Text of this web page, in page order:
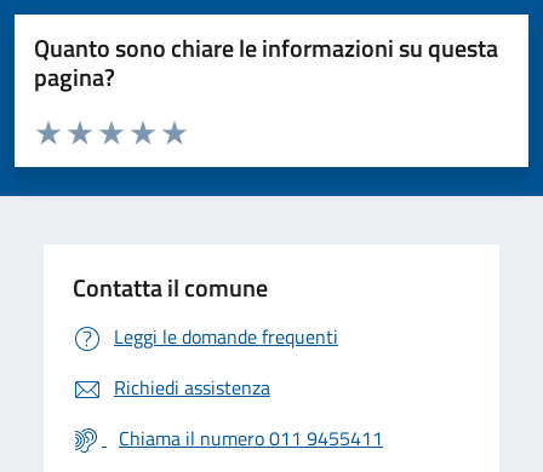
Quanto sono chiare le informazioni su questa
pagina?
Valuta da 1 a 5 stelle la pagina
Valuta 5 stelle su 5
Valuta 4 stelle su 5
Valuta 3 stelle su 5
Valuta 2 stelle su 5
Valuta 1 stelle su 5
Contatta il comune
Leggi le domande frequenti
Richiedi assistenza
Chiama il numero 011 9455411